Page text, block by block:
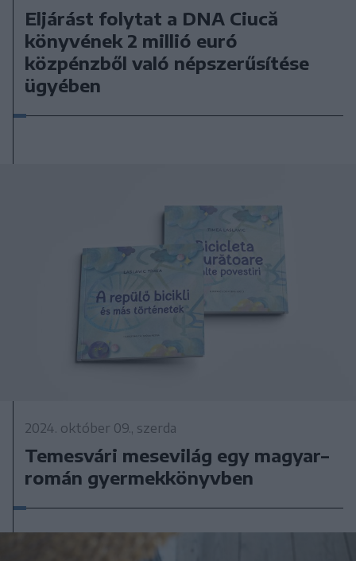
Eljárást folytat a DNA Ciucă
könyvének 2 millió euró
közpénzből való népszerűsítése
ügyében
2024. október 09., szerda
Temesvári mesevilág egy magyar–
román gyermekkönyvben